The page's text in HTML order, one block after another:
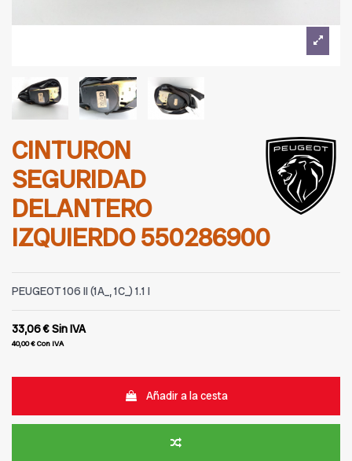
CINTURON
SEGURIDAD
DELANTERO
IZQUIERDO 550286900
PEUGEOT 106 II (1A_, 1C_) 1.1 I
33,06 €Sin IVA
40,00 €Con IVA
Añadir a la cesta